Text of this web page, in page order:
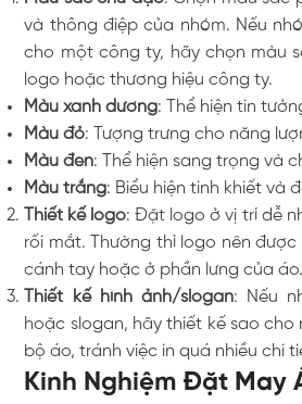
và thông điệp của nhóm. Nếu
cho một công ty, hãy chọn màu
logo hoặc thương hiệu công ty.
Màu xanh dương: Thể hiện tin
Màu đỏ: Tượng trưng cho năng
Màu đen: Thể hiện sang trọng và
Màu trắng: Biểu hiện tinh khiết và
Thiết kế logo: Đặt logo ở vị trí dễ
rối mắt. Thường thì logo nên
cánh tay hoặc ở phần lưng của áo.
Thiết kế hình ảnh/slogan: Nếu
hoặc slogan, hãy thiết kế sao
bộ áo, tránh việc in quá nhiều chi
Kinh Nghiệm Đặt May